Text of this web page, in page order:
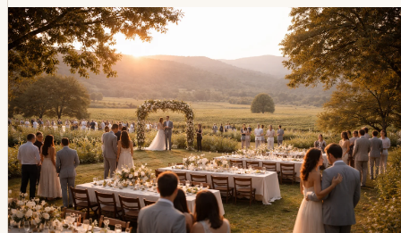
del clima que definen cómo se recuerda una celebración al aire
libre.